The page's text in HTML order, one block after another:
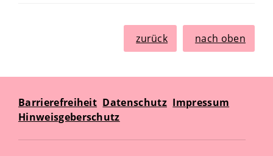
zurück nach oben
Barrierefreiheit Datenschutz Impressum
Hinweisgeberschutz